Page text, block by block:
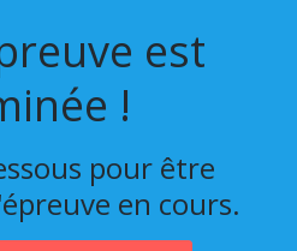
est
!
pour être
en cours.